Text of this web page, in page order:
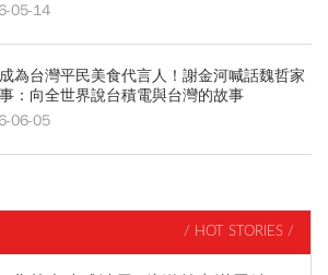
05-14
為台灣平民美食代言人！謝金河喊話魏哲家
：向全世界說台積電與台灣的故事
06-05
/ HOT STORIES /